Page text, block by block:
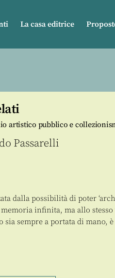
La casa editrice
artistico pubblico e
Passarelli
dalla possibilità di poter
infinita, ma allo stesso
sempre a portata di mano, è